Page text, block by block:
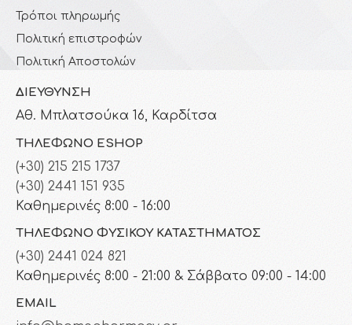
Τρόποι πληρωμής
Πολιτική επιστροφών
Πολιτική Αποστολών
ΔΙΕΎΘΥΝΣΗ
Αθ. Μπλατσούκα 16, Καρδίτσα
ΤΗΛΈΦΩΝΟ ESHOP
(+30) 215 215 1737
(+30) 2441 151 935
Καθημερινές 8:00 - 16:00
ΤΗΛΈΦΩΝΟ ΦΥΣΙΚΟΎ ΚΑΤΑΣΤΉΜΑΤΟΣ
(+30) 2441 024 821
Καθημερινές 8:00 - 21:00 & Σάββατο 09:00 - 14:00
EMAIL